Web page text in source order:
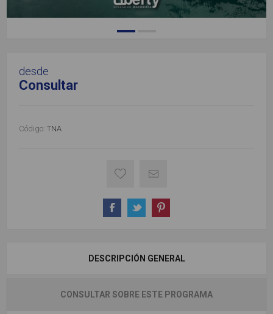
desde
Consultar
Código: TNA
DESCRIPCIÓN GENERAL
CONSULTAR SOBRE ESTE PROGRAMA